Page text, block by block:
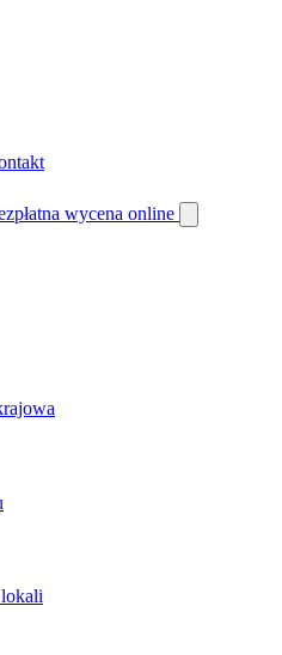
wycena online